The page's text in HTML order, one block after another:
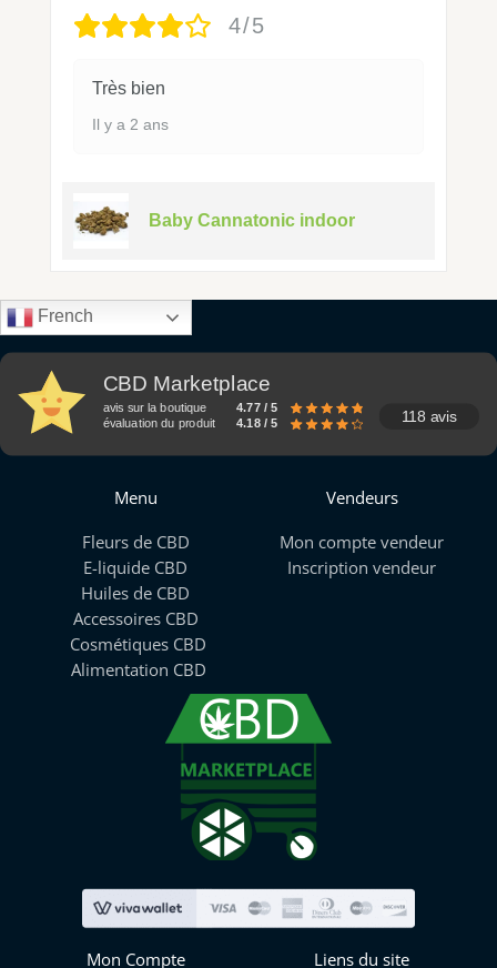
4/5
Très bien
Il y a 2 ans
Baby Cannatonic indoor
French
CBD Marketplace
avis sur la boutique
4.77 / 5
évaluation du produit
4.18 / 5 118 avis
Menu
Fleurs de CBD
E-liquide CBD
Huiles de CBD
Accessoires CBD
Cosmétiques CBD
Alimentation CBD
Vendeurs
Mon compte vendeur
Inscription vendeur
Mon Compte Liens du site